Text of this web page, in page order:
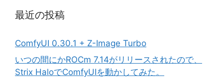
最近の投稿
ComfyUI 0.30.1 + Z-Image Turbo
いつの間にかROCm 7.14がリリースされたので、
Strix HaloでComfyUIを動かしてみた。